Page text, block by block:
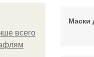
всего
Маски